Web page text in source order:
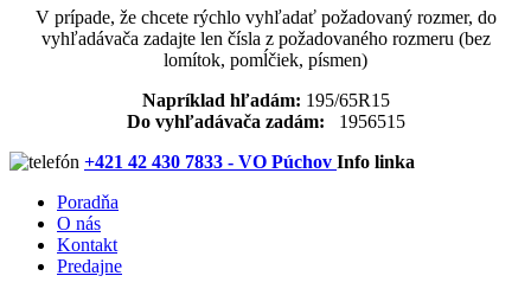
V prípade, že chcete rýchlo vyhľadať požadovaný rozmer, do
vyhľadávača zadajte len čísla z požadovaného rozmeru (bez
lomítok, pomĺčiek, písmen)
Napríklad hľadám: 195/65R15
Do vyhľadávača zadám: 1956515
+421 42 430 7833 - VO Púchov Info linka
Poradňa
O nás
Kontakt
Predajne